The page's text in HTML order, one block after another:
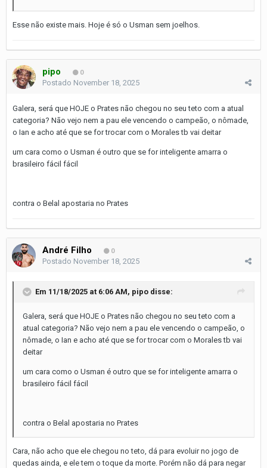
Esse não existe mais. Hoje é só o Usman sem joelhos.
pipo 0
Postado November 18, 2025
Galera, será que HOJE o Prates não chegou no seu teto com a atual
categoria? Não vejo nem a pau ele vencendo o campeão, o nômade,
o Ian e acho até que se for trocar com o Morales tb vai deitar
um cara como o Usman é outro que se for inteligente amarra o
brasileiro fácil fácil
contra o Belal apostaria no Prates
André Filho 0
Postado November 18, 2025
Em 11/18/2025 at 6:06 AM, pipo disse:
Galera, será que HOJE o Prates não chegou no seu teto com a
atual categoria? Não vejo nem a pau ele vencendo o campeão, o
nômade, o Ian e acho até que se for trocar com o Morales tb vai
deitar
um cara como o Usman é outro que se for inteligente amarra o
brasileiro fácil fácil
contra o Belal apostaria no Prates
Cara, não acho que ele chegou no teto, dá para evoluir no jogo de
quedas ainda, e ele tem o toque da morte. Porém não dá para negar